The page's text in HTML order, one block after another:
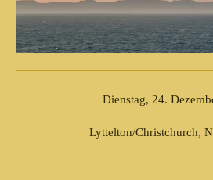
Dienstag, 24.
Lyttelton/Christchurch,